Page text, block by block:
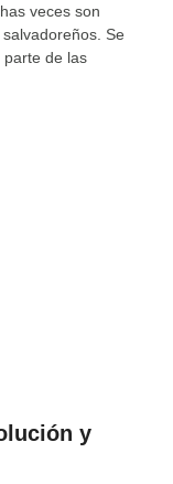
veces son
Se
de las
y